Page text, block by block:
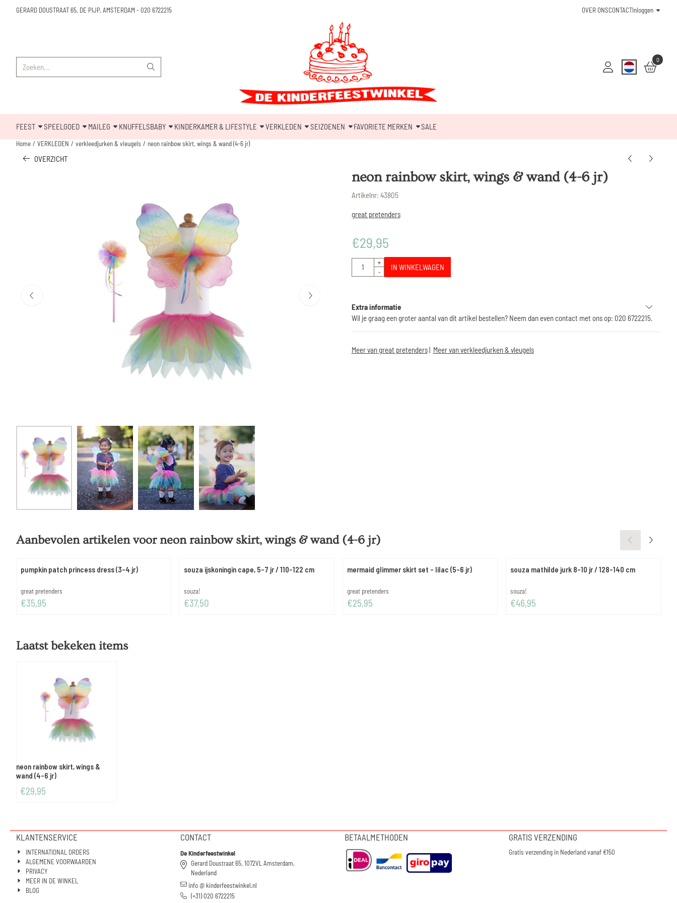
GERARD DOUSTRAAT 65, DE PIJP, AMSTERDAM - 020 6722215 OVER ONSCONTACTInloggen
0
FEEST SPEELGOED MAILEG KNUFFELSBABY KINDERKAMER & LIFESTYLE VERKLEDEN SEIZOENEN FAVORIETE MERKEN SALE
Home / VERKLEDEN / verkleedjurken & vleugels / neon rainbow skirt, wings & wand (4-6 jr)
OVERZICHT
neon rainbow skirt, wings & wand (4-6 jr)
Artikelnr: 43805
great pretenders
€29,95
Aantal
+
-
IN WINKELWAGEN
Extra informatie
Wil je graag een groter aantal van dit artikel bestellen? Neem dan even contact met ons op: 020 6722215.
Meer van great pretenders| Meer van verkleedjurken & vleugels
Aanbevolen artikelen voorneon rainbow skirt, wings & wand (4-6 jr)
pumpkin patch princess dress (3-4 jr)
Merk:
great pretenders
Prijs: 35,95
€35,95
souza ijskoningin cape, 5-7 jr / 110-122 cm
Merk:
souza!
Prijs: 37,50
€37,50
mermaid glimmer skirt set - lilac (5-6 jr)
Merk:
great pretenders
Prijs: 25,95
€25,95
souza mathilde jurk 8-10 jr / 128-140 cm
Merk:
souza!
Prijs: 46,95
€46,95
Laatst bekeken items
neon rainbow skirt, wings &
wand (4-6 jr)
€29,95
KLANTENSERVICE
INTERNATIONAL ORDERS
ALGEMENE VOORWAARDEN
PRIVACY
MEER IN DE WINKEL
BLOG
CONTACT
De Kinderfeestwinkel
Gerard Doustraat 65, 1072VL Amsterdam,
Nederland
info @ kinderfeestwinkel.nl
(+31) 020 6722215
BETAALMETHODEN GRATIS VERZENDING
Gratis verzending in Nederland vanaf €150